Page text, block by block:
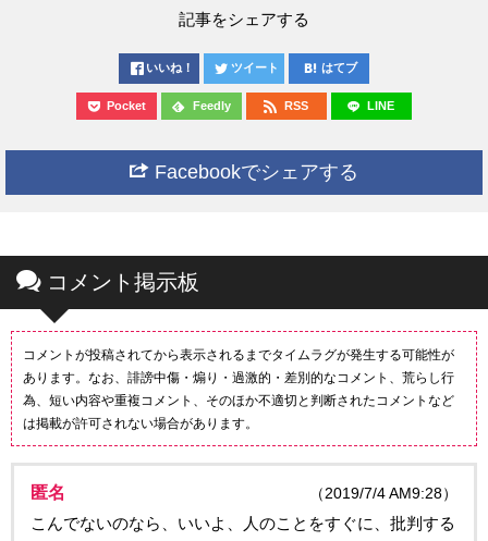
記事をシェアする
いいね！ ツイート はてブ
Pocket Feedly RSS LINE
Facebookでシェアする
コメント掲示板
コメントが投稿されてから表示されるまでタイムラグが発生する可能性が
あります。なお、誹謗中傷・煽り・過激的・差別的なコメント、荒らし行
為、短い内容や重複コメント、そのほか不適切と判断されたコメントなど
は掲載が許可されない場合があります。
匿名 （2019/7/4 AM9:28）
こんでないのなら、いいよ、人のことをすぐに、批判する